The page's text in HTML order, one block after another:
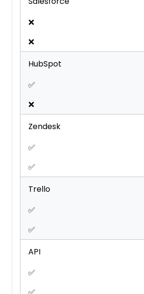
❌
❌
HubSpot
✅
❌
Zendesk
✅
✅
Trello
✅
✅
API
✅